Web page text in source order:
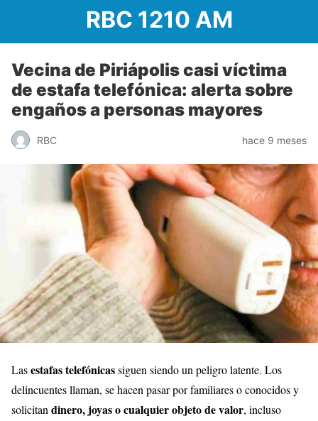
RBC 1210 AM
Vecina de Piriápolis casi víctima
de estafa telefónica: alerta sobre
engaños a personas mayores
RBC hace 9 meses
Lasestafas telefónicassiguen siendo un peligro latente. Los
delincuentes llaman, se hacen pasar por familiares o conocidos y
solicitan dinero, joyas o cualquier objeto de valor, incluso